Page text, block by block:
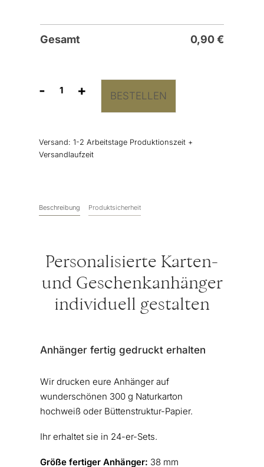
Gesamt 0,90€
-
Anhänger+ BESTELLEN
Versand: 1-2 Arbeitstage Produktionszeit +
Versandlaufzeit
Beschreibung Produktsicherheit
Personalisierte Karten-
und Geschenkanhänger
individuell gestalten
Anhänger fertig gedruckt erhalten
Wir drucken eure Anhänger auf
wunderschönen 300 g Naturkarton
hochweiß oder Büttenstruktur-Papier.
Ihr erhaltet sie in 24-er-Sets.
Größe fertiger Anhänger: 38 mm